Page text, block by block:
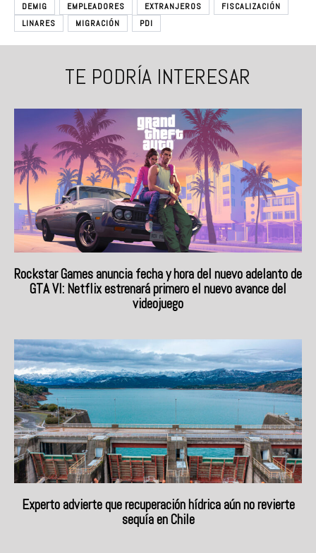
DEMIG EMPLEADORES EXTRANJEROS
FISCALIZACIÓN
LINARES
MIGRACIÓN PDI
TE PODRÍA INTERESAR
Rockstar Games anuncia fecha y hora del nuevo adelanto de
GTA VI: Netflix estrenará primero el nuevo avance del
videojuego
Experto advierte que recuperación hídrica aún no revierte
sequía en Chile